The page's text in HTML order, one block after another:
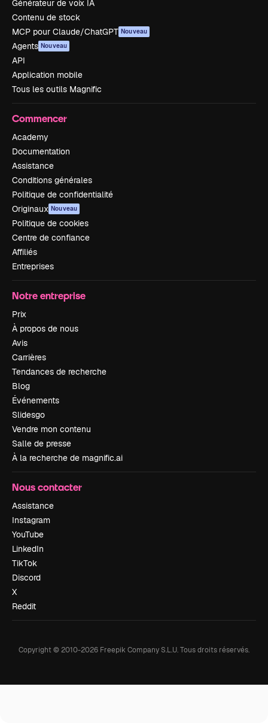
Générateur de voix IA
Contenu de stock
MCP pour Claude/ChatGPT Nouveau
Agents Nouveau
API
Application mobile
Tous les outils Magnific
Commencer
Academy
Documentation
Assistance
Conditions générales
Politique de confidentialité
Originaux Nouveau
Politique de cookies
Centre de confiance
Affiliés
Entreprises
Notre entreprise
Prix
À propos de nous
Avis
Carrières
Tendances de recherche
Blog
Événements
Slidesgo
Vendre mon contenu
Salle de presse
À la recherche de magnific.ai
Nous contacter
Assistance
Instagram
YouTube
LinkedIn
TikTok
Discord
X
Reddit
Copyright © 2010-2026 Freepik Company S.L.U.Tous droits réservés.